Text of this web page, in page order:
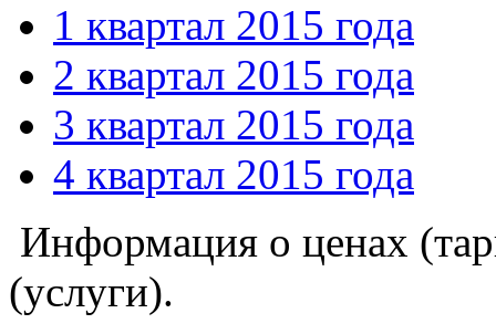
1 квартал 2015 года
2 квартал 2015 года
3 квартал 2015 года
4 квартал 2015 года
Информация о ценах
(услуги).